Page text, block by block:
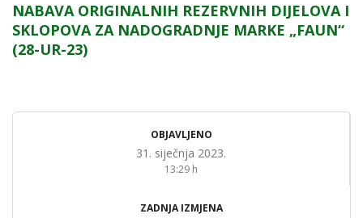
NABAVA ORIGINALNIH REZERVNIH DIJELOVA I
SKLOPOVA ZA NADOGRADNJE MARKE „FAUN“
(28-UR-23)
OBJAVLJENO
31. siječnja 2023.
13:29 h
ZADNJA IZMJENA